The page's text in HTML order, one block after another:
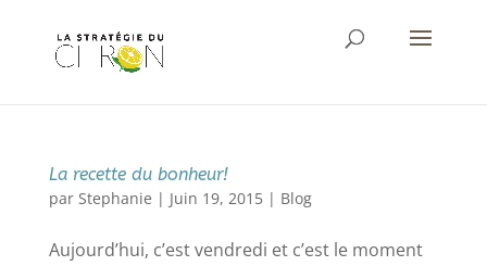
La recette du bonheur!
par Stephanie | Juin 19, 2015| Blog
Aujourd’hui, c’est vendredi et c’est le moment